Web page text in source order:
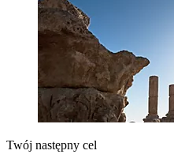
Twój następny cel